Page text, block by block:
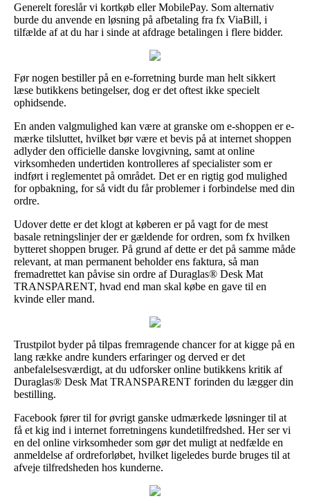
Generelt foreslår vi kortkøb eller MobilePay. Som alternativ
burde du anvende en løsning på afbetaling fra fx ViaBill, i
tilfælde af at du har i sinde at afdrage betalingen i flere bidder.
Før nogen bestiller på en e-forretning burde man helt sikkert
læse butikkens betingelser, dog er det oftest ikke specielt
ophidsende.
En anden valgmulighed kan være at granske om e-shoppen er e-
mærke tilsluttet, hvilket bør være et bevis på at internet shoppen
adlyder den officielle danske lovgivning, samt at online
virksomheden undertiden kontrolleres af specialister som er
indført i reglementet på området. Det er en rigtig god mulighed
for opbakning, for så vidt du får problemer i forbindelse med din
ordre.
Udover dette er det klogt at køberen er på vagt for de mest
basale retningslinjer der er gældende for ordren, som fx hvilken
bytteret shoppen bruger. På grund af dette er det på samme måde
relevant, at man permanent beholder ens faktura, så man
fremadrettet kan påvise sin ordre af Duraglas® Desk Mat
TRANSPARENT, hvad end man skal købe en gave til en
kvinde eller mand.
Trustpilot byder på tilpas fremragende chancer for at kigge på en
lang række andre kunders erfaringer og derved er det
anbefalelsesværdigt, at du udforsker online butikkens kritik af
Duraglas® Desk Mat TRANSPARENT forinden du lægger din
bestilling.
Facebook fører til for øvrigt ganske udmærkede løsninger til at
få et kig ind i internet forretningens kundetilfredshed. Her ser vi
en del online virksomheder som gør det muligt at nedfælde en
anmeldelse af ordreforløbet, hvilket ligeledes burde bruges til at
afveje tilfredsheden hos kunderne.